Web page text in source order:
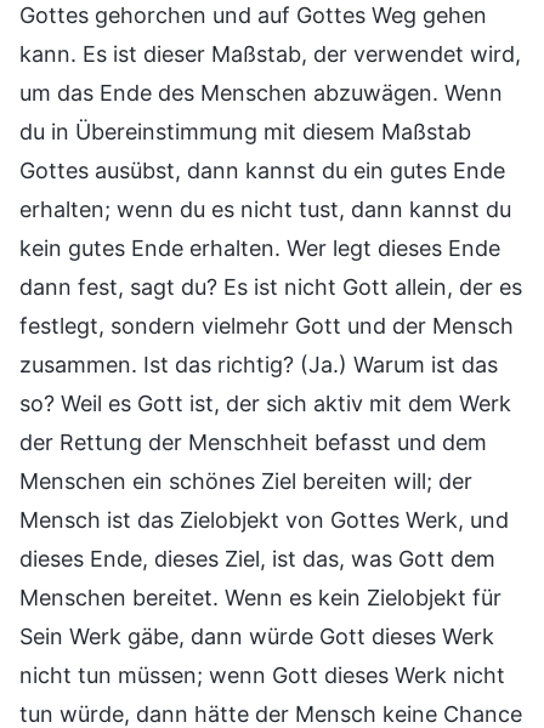
Gottes gehorchen und auf Gottes Weg gehen
kann. Es ist dieser Maßstab, der verwendet wird,
um das Ende des Menschen abzuwägen. Wenn
du in Übereinstimmung mit diesem Maßstab
Gottes ausübst, dann kannst du ein gutes Ende
erhalten; wenn du es nicht tust, dann kannst du
kein gutes Ende erhalten. Wer legt dieses Ende
dann fest, sagt du? Es ist nicht Gott allein, der es
festlegt, sondern vielmehr Gott und der Mensch
zusammen. Ist das richtig? (Ja.) Warum ist das
so? Weil es Gott ist, der sich aktiv mit dem Werk
der Rettung der Menschheit befasst und dem
Menschen ein schönes Ziel bereiten will; der
Mensch ist das Zielobjekt von Gottes Werk, und
dieses Ende, dieses Ziel, ist das, was Gott dem
Menschen bereitet. Wenn es kein Zielobjekt für
Sein Werk gäbe, dann würde Gott dieses Werk
nicht tun müssen; wenn Gott dieses Werk nicht
tun würde, dann hätte der Mensch keine Chance